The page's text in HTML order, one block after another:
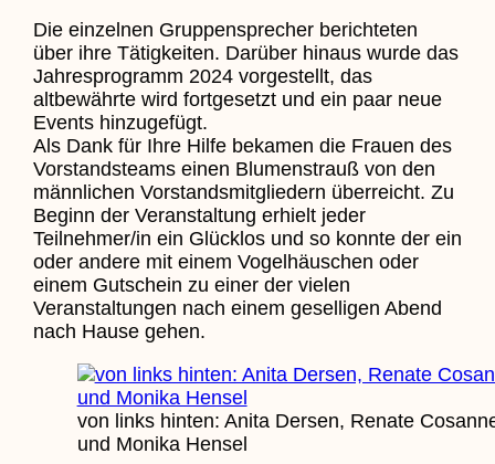
Die einzelnen Gruppensprecher berichteten
über ihre Tätigkeiten. Darüber hinaus wurde das
Jahresprogramm 2024 vorgestellt, das
altbewährte wird fortgesetzt und ein paar neue
Events hinzugefügt.
Als Dank für Ihre Hilfe bekamen die Frauen des
Vorstandsteams einen Blumenstrauß von den
männlichen Vorstandsmitgliedern überreicht. Zu
Beginn der Veranstaltung erhielt jeder
Teilnehmer/in ein Glücklos und so konnte der ein
oder andere mit einem Vogelhäuschen oder
einem Gutschein zu einer der vielen
Veranstaltungen nach einem geselligen Abend
nach Hause gehen.
von links hinten: Anita Dersen, Renate
und Monika Hensel